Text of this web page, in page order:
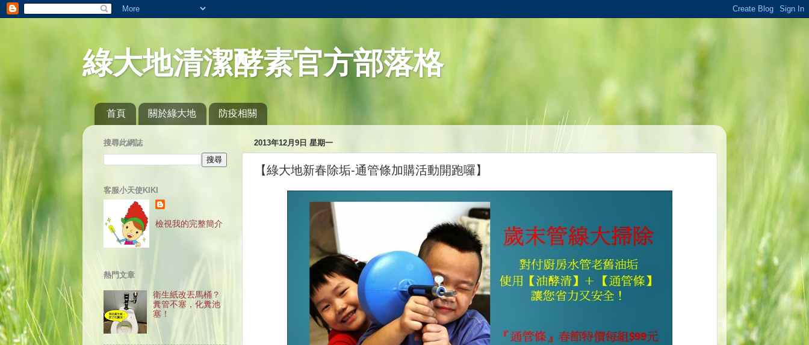
綠大地清潔酵素官方部落格
首頁 關於綠大地 防疫相關
2013年12月9日 星期一
【綠大地新春除垢-通管條加購活動開跑囉】
搜尋此網誌
客服小天使KIKI
檢視我的完整簡介
熱門文章
衛生紙改丟馬桶？
糞管不塞，化糞池
塞！